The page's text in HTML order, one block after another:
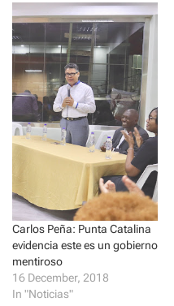
r
e
o
n
T
w
i
t
t
r
(
O
p
n
n
e
w
w
i
n
d
o
a
r
e
o
n
F
a
c
e
b
o
o
(
O
p
e
s
i
n
n
e
w
n
Carlos Peña: Punta Catalina
evidencia este es un gobierno
mentiroso
16 December, 2018
In "Noticias"